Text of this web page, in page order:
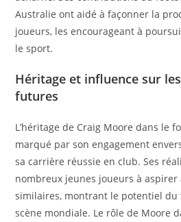
Australie ont aidé à façonner la
joueurs, les encourageant à
le sport.
Héritage et influence sur
futures
L’héritage de Craig Moore dans le
marqué par son engagement
sa carrière réussie en club. Ses
nombreux jeunes joueurs à aspirer
similaires, montrant le potentiel
scène mondiale. Le rôle de Moore